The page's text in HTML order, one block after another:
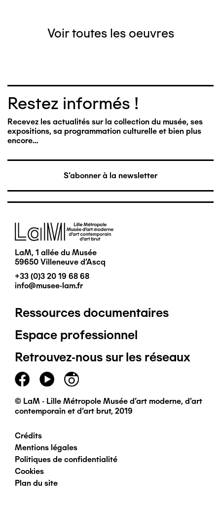
Voir toutes les oeuvres
Restez informés !
Recevez les actualités sur la collection du musée, ses
expositions, sa programmation culturelle et bien plus
encore…
S'abonner à la newsletter
Image
LaM, 1 allée du Musée
59650 Villeneuve d'Ascq
+33 (0)3 20 19 68 68
info@musee-lam.fr
Pied
de
page
principal
Ressources documentaires
Espace professionnel
Retrouvez-nous sur les réseaux
© LaM - Lille Métropole Musée d'art moderne, d'art
contemporain et d'art brut, 2019
Pied
de
page
Crédits
Mentions légales
Politiques de confidentialité
Cookies
Plan du site